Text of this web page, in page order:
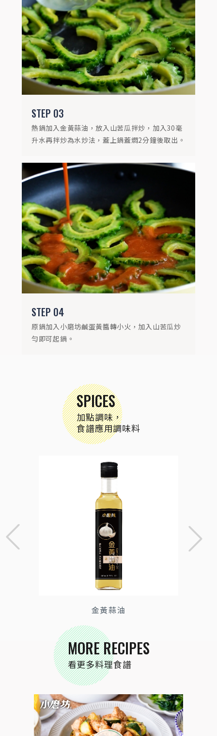
STEP 03
熱鍋加入金黃蒜油，放入山苦瓜拌炒，加入30毫
升水再拌炒為水炒法，蓋上鍋蓋燜2分鐘後取出。
STEP 04
原鍋加入小磨坊鹹蛋黃醬轉小火，加入山苦瓜炒
勻即可起鍋。
SPICES
加點調味，
食譜應用調味料
金黃蒜油
MORE RECIPES
看更多料理食譜
STEP04
原鍋加入小磨坊鹹蛋黃醬轉小火，加入山苦
瓜炒勻即可起鍋。